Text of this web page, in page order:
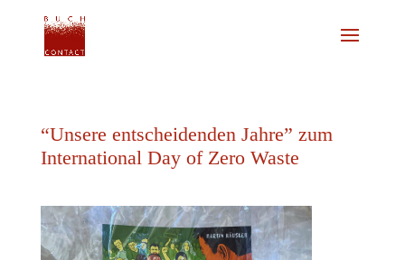
“Unsere entscheidenden Jahre” zum
International Day of Zero Waste